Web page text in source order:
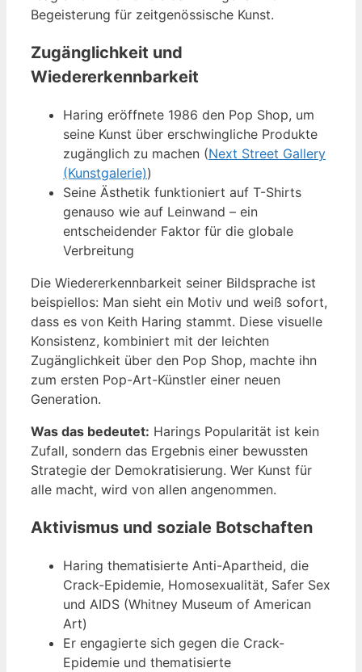
Begeisterung für zeitgenössische Kunst.
Zugänglichkeit und
Wiedererkennbarkeit
Haring eröffnete 1986 den Pop Shop, um
seine Kunst über erschwingliche Produkte
zugänglich zu machen (Next Street Gallery
(Kunstgalerie))
Seine Ästhetik funktioniert auf T-Shirts
genauso wie auf Leinwand – ein
entscheidender Faktor für die globale
Verbreitung
Die Wiedererkennbarkeit seiner Bildsprache ist
beispiellos: Man sieht ein Motiv und weiß sofort,
dass es von Keith Haring stammt. Diese visuelle
Konsistenz, kombiniert mit der leichten
Zugänglichkeit über den Pop Shop, machte ihn
zum ersten Pop-Art-Künstler einer neuen
Generation.
Was das bedeutet: Harings Popularität ist kein
Zufall, sondern das Ergebnis einer bewussten
Strategie der Demokratisierung. Wer Kunst für
alle macht, wird von allen angenommen.
Aktivismus und soziale Botschaften
Haring thematisierte Anti-Apartheid, die
Crack-Epidemie, Homosexualität, Safer Sex
und AIDS (Whitney Museum of American
Art)
Er engagierte sich gegen die Crack-
Epidemie und thematisierte